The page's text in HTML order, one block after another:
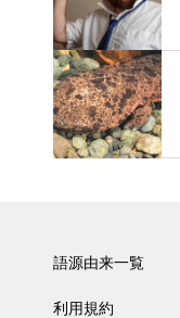
語源由来一覧
利用規約